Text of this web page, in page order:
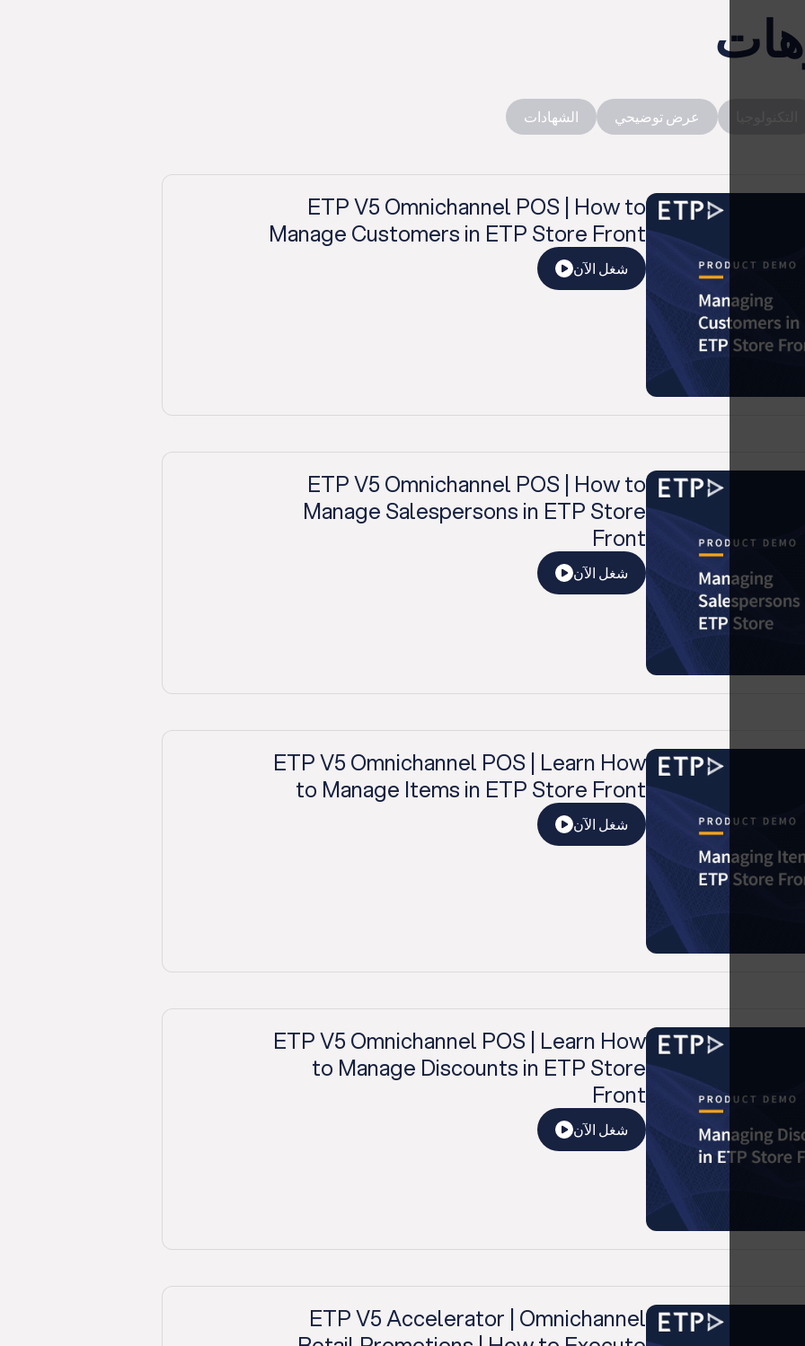
عرض توضيحي الشهادات
ETP V5 Omnichannel POS | How to
Manage Customers in ETP Store Front
شغل الآن
ETP V5 Omnichannel POS | How to
Manage Salespersons in ETP Store
Front
شغل الآن
ETP V5 Omnichannel POS | Learn How
to Manage Items in ETP Store Front
شغل الآن
ETP V5 Omnichannel POS | Learn How
to Manage Discounts in ETP Store
Front
شغل الآن
ETP V5 Accelerator | Omnichannel